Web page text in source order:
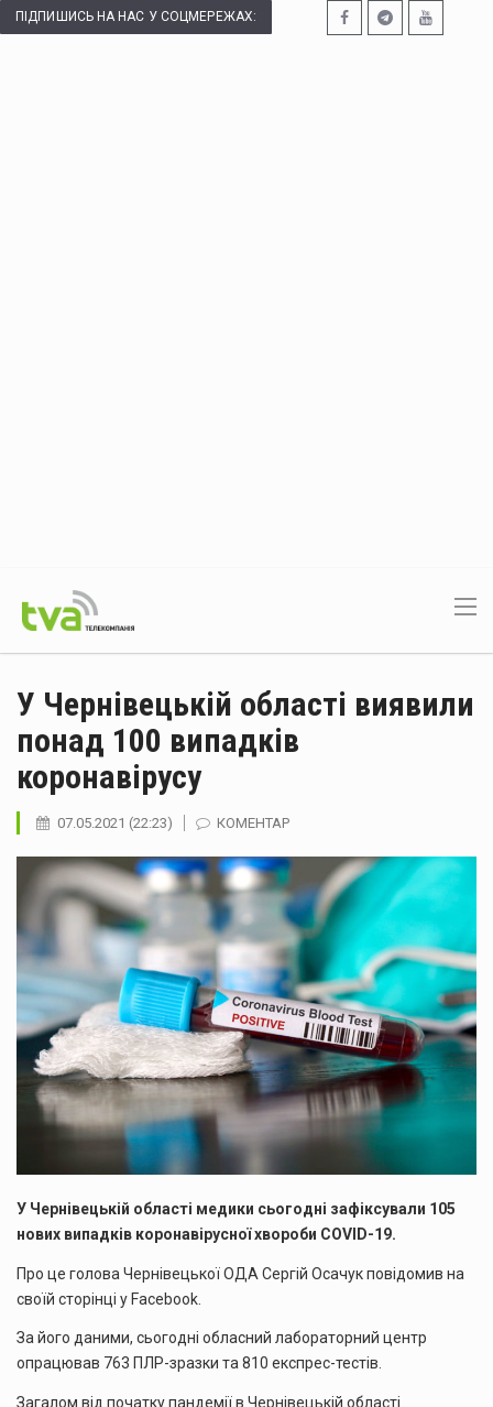
ПІДПИШИСЬ НА НАС У СОЦМЕРЕЖАХ:
У Чернівецькій області виявили
понад 100 випадків
коронавірусу
07.05.2021 (22:23) КОМЕНТАР
У Чернівецькій області медики сьогодні зафіксували 105
нових випадків коронавірусної хвороби COVID-19.
Про це голова Чернівецької ОДА Сергій Осачук повідомив на
своїй сторінці у Facebook.
За його даними, сьогодні обласний лабораторний центр
опрацював 763 ПЛР-зразки та 810 експрес-тестів.
Загалом від початку пандемії в Чернівецькій області